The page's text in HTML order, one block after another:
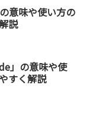
意味や使い方の
説
」の意味や使
すく解説